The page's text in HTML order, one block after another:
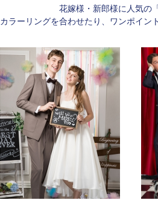
花嫁様・新郎様に人気の
カラーリングを合わせたり、ワンポイン